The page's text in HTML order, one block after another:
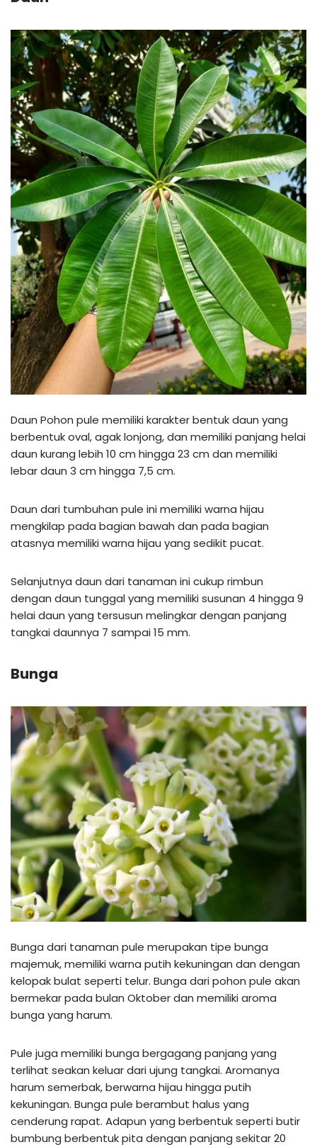
Daun Pohon pule memiliki karakter bentuk daun yang
berbentuk oval, agak lonjong, dan memiliki panjang helai
daun kurang lebih 10 cm hingga 23 cm dan memiliki
lebar daun 3 cm hingga 7,5 cm.
Daun dari tumbuhan pule ini memiliki warna hijau
mengkilap pada bagian bawah dan pada bagian
atasnya memiliki warna hijau yang sedikit pucat.
Selanjutnya daun dari tanaman ini cukup rimbun
dengan daun tunggal yang memiliki susunan 4 hingga 9
helai daun yang tersusun melingkar dengan panjang
tangkai daunnya 7 sampai 15 mm.
Bunga
Bunga dari tanaman pule merupakan tipe bunga
majemuk, memiliki warna putih kekuningan dan dengan
kelopak bulat seperti telur. Bunga dari pohon pule akan
bermekar pada bulan Oktober dan memiliki aroma
bunga yang harum.
Pule juga memiliki bunga bergagang panjang yang
terlihat seakan keluar dari ujung tangkai. Aromanya
harum semerbak, berwarna hijau hingga putih
kekuningan. Bunga pule berambut halus yang
cenderung rapat. Adapun yang berbentuk seperti butir
bumbung berbentuk pita dengan panjang sekitar 20